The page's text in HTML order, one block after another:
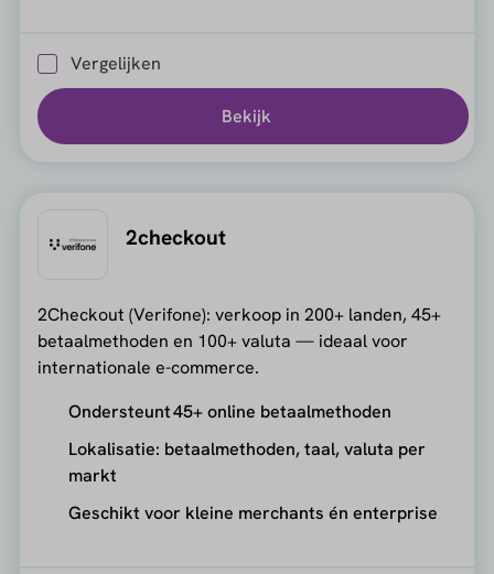
Vergelijken
Bekijk
2checkout
2Checkout (Verifone): verkoop in 200+ landen, 45+
betaalmethoden en 100+ valuta — ideaal voor
internationale e-commerce.
Ondersteunt 45+ online betaalmethoden
Lokalisatie: betaalmethoden, taal, valuta per
markt
Geschikt voor kleine merchants én enterprise